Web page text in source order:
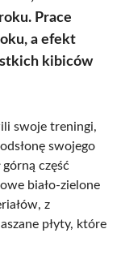
Prace
a efekt
kibiców
swoje treningi,
swojego
górną część
biało-zielone
z
płyty, które